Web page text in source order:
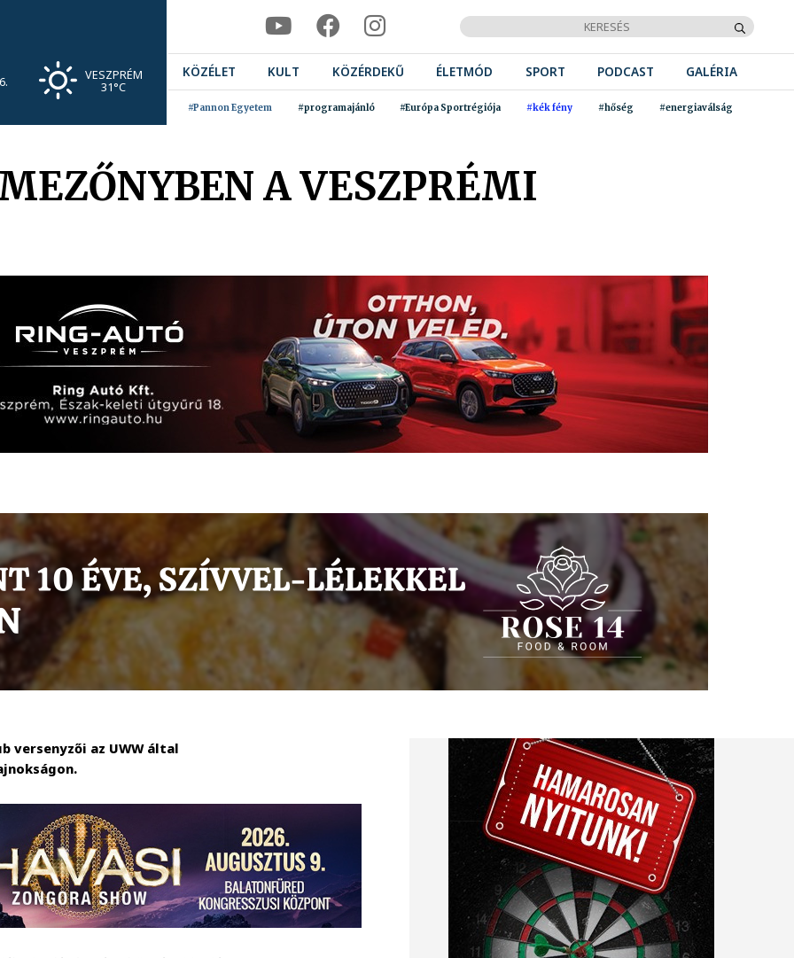
VESZPRÉM
31°C
KÖZÉLET KULT KÖZÉRDEKŰ ÉLETMÓD SPORT PODCAST GALÉRIA
#Pannon Egyetem #programajánló #Európa Sportrégiója #kék fény #hőség #energiaválság
A VESZPRÉMI
versenyzői az UWW által